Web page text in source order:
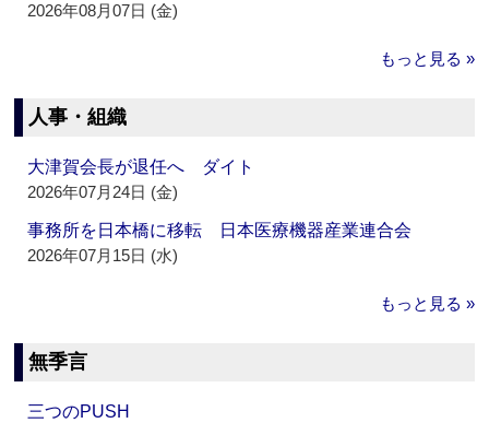
2026年08月07日 (金)
もっと見る »
人事・組織
大津賀会長が退任へ ダイト
2026年07月24日 (金)
事務所を日本橋に移転 日本医療機器産業連合会
2026年07月15日 (水)
もっと見る »
無季言
三つのPUSH